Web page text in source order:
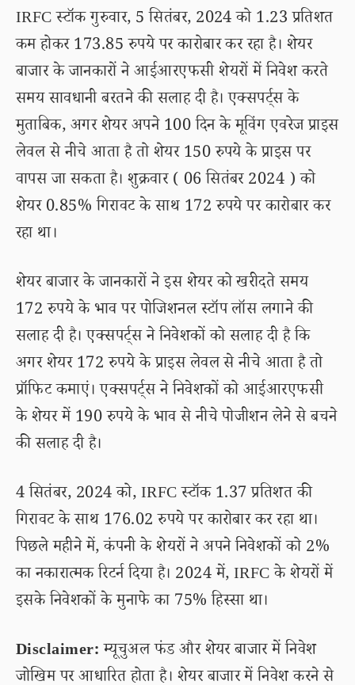
IRFC स्टॉक गुरुवार, 5 सितंबर, 2024 को 1.23 प्रतिशत
कम होकर 173.85 रुपये पर कारोबार कर रहा है। शेयर
बाजार के जानकारों ने आईआरएफसी शेयरों में निवेश करते
समय सावधानी बरतने की सलाह दी है। एक्सपर्ट्स के
मुताबिक, अगर शेयर अपने 100 दिन के मूविंग एवरेज प्राइस
लेवल से नीचे आता है तो शेयर 150 रुपये के प्राइस पर
वापस जा सकता है। शुक्रवार ( 06 सितंबर 2024 ) को
शेयर 0.85% गिरावट के साथ 172 रुपये पर कारोबार कर
रहा था।
शेयर बाजार के जानकारों ने इस शेयर को खरीदते समय
172 रुपये के भाव पर पोजिशनल स्टॉप लॉस लगाने की
सलाह दी है। एक्सपर्ट्स ने निवेशकों को सलाह दी है कि
अगर शेयर 172 रुपये के प्राइस लेवल से नीचे आता है तो
प्रॉफिट कमाएं। एक्सपर्ट्स ने निवेशकों को आईआरएफसी
के शेयर में 190 रुपये के भाव से नीचे पोजीशन लेने से बचने
की सलाह दी है।
4 सितंबर, 2024 को, IRFC स्टॉक 1.37 प्रतिशत की
गिरावट के साथ 176.02 रुपये पर कारोबार कर रहा था।
पिछले महीने में, कंपनी के शेयरों ने अपने निवेशकों को 2%
का नकारात्मक रिटर्न दिया है। 2024 में, IRFC के शेयरों में
इसके निवेशकों के मुनाफे का 75% हिस्सा था।
Disclaimer:म्यूचुअल फंड और शेयर बाजार में निवेश
जोखिम पर आधारित होता है। शेयर बाजार में निवेश करने से